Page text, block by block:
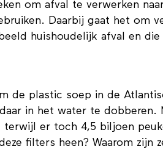
om afval te verwerken
Daarbij gaat het om
huishoudelijk afval en
de plastic soep in de
in het water te dobberen.
terwijl er toch 4,5 biljoen
filters heen? Waarom zijn